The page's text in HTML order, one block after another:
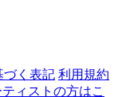
づく表記 利用規約
ィストの方はこ